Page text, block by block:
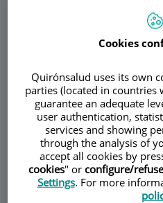
Dr.
Bofill
CIRUGÍA GENERAL
Pedir
Cookies
Quirónsalud uses its own
parties (located in countries
guarantee an adequate
user authentication,
services and showing
through the analysis of
accept all cookies by
cookies" or configure/
Settings. For more